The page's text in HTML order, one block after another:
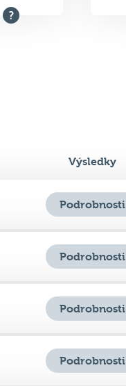
Výsledky
Podrobnosti
Podrobnosti
Podrobnosti
Podrobnosti